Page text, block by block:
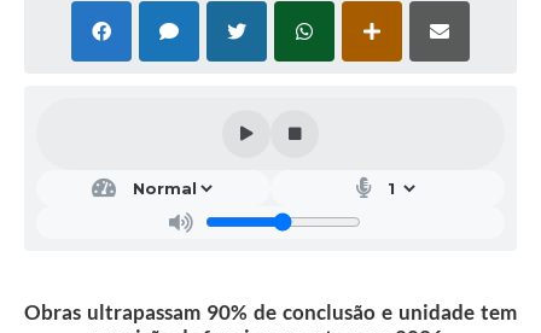
Obras ultrapassam 90% de conclusão e unidade tem